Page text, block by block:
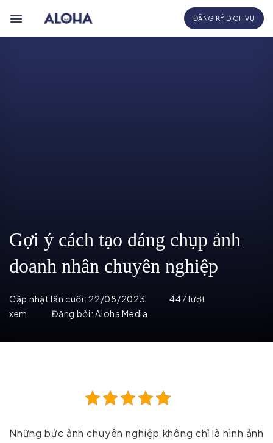
qua
ĐĂNG KÝ DỊCH VỤ
Gợi ý cách tạo dáng chụp ảnh
doanh nhân chuyên nghiệp
Cập nhật lần cuối: 22/08/2023
447 lượt
xem
Đăng bởi:Aloha Media
Những bức ảnh chuyên nghiệp không chỉ là hình ảnh